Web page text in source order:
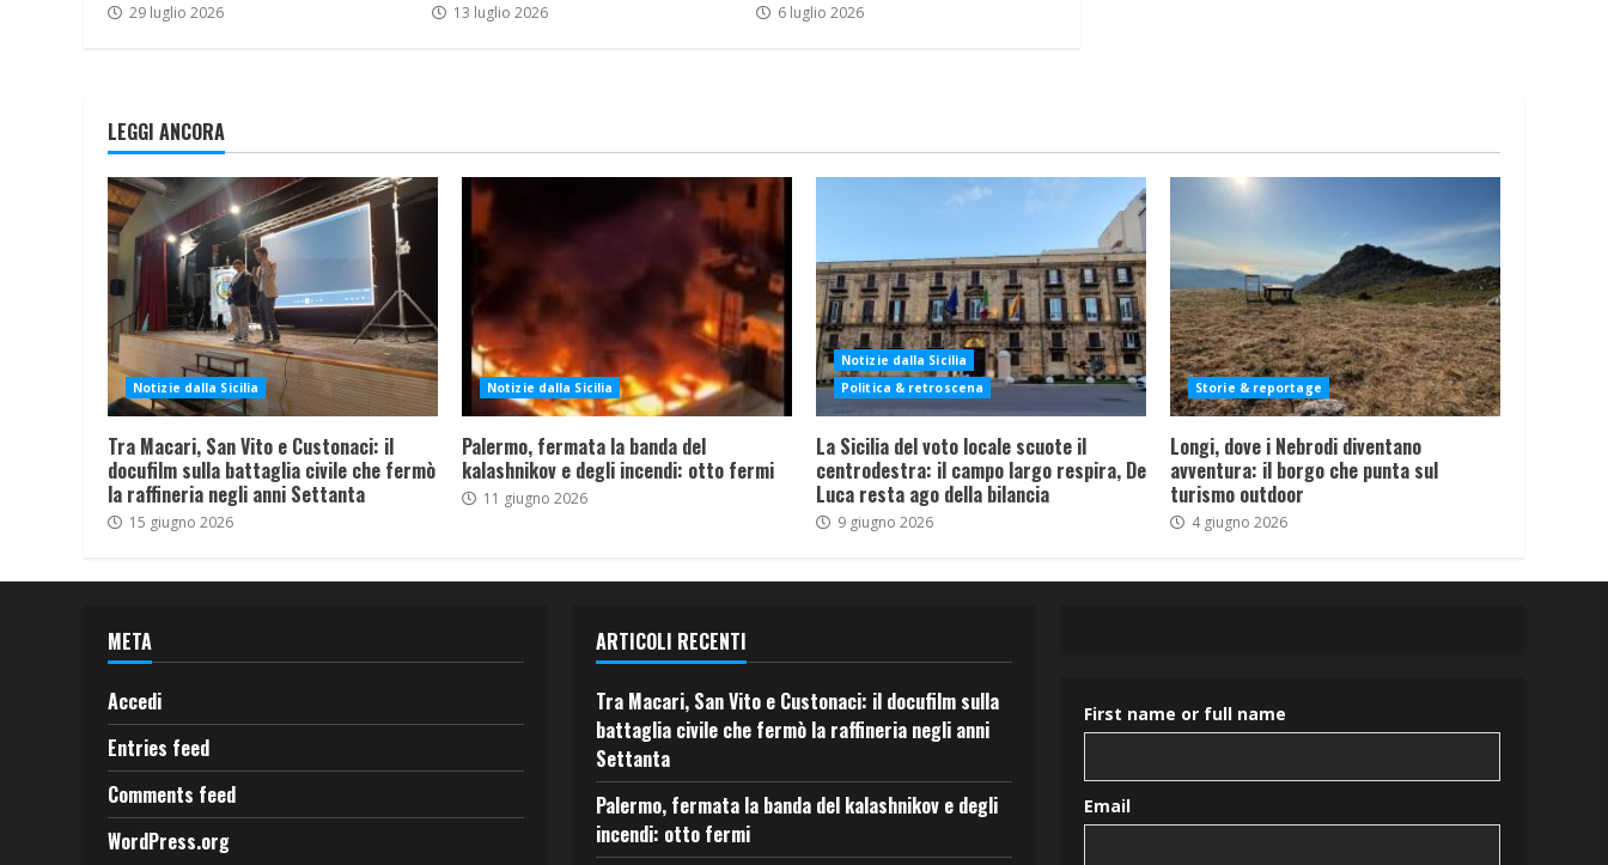
29 luglio 2026 13 luglio 2026 6 luglio 2026
LEGGI ANCORA
Notizie dalla Sicilia
Tra Macari, San Vito e Custonaci: il
docufilm sulla battaglia civile che fermò
la raffineria negli anni Settanta
15 giugno 2026
Notizie dalla Sicilia
Palermo, fermata la banda del
kalashnikov e degli incendi: otto fermi
11 giugno 2026
Notizie dalla Sicilia
Politica & retroscena
La Sicilia del voto locale scuote il
centrodestra: il campo largo respira, De
Luca resta ago della bilancia
9 giugno 2026
Storie & reportage
Longi, dove i Nebrodi diventano
avventura: il borgo che punta sul
turismo outdoor
4 giugno 2026
META
Accedi
Entries feed
Comments feed
WordPress.org
ARTICOLI RECENTI
Tra Macari, San Vito e Custonaci: il docufilm sulla
battaglia civile che fermò la raffineria negli anni
Settanta
Palermo, fermata la banda del kalashnikov e degli
incendi: otto fermi
First name or full name
Email